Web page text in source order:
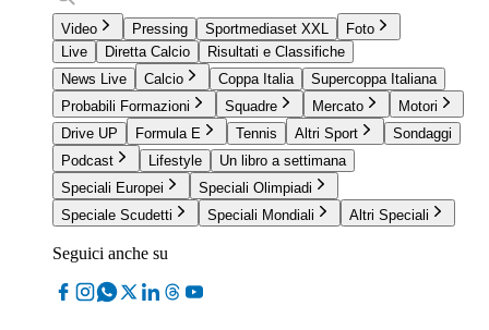
Video Pressing Sportmediaset XXL
Foto
Live
Diretta Calcio
Risultati e Classifiche
News Live
Calcio Coppa Italia
Supercoppa Italiana
Probabili Formazioni
Squadre Mercato
Motori
Drive UP
Formula E Tennis Altri Sport
Sondaggi
Podcast
Lifestyle
Un libro a settimana
Speciali Europei
Speciali Olimpiadi
Speciale Scudetti
Speciali Mondiali Altri Speciali
Seguici anche su